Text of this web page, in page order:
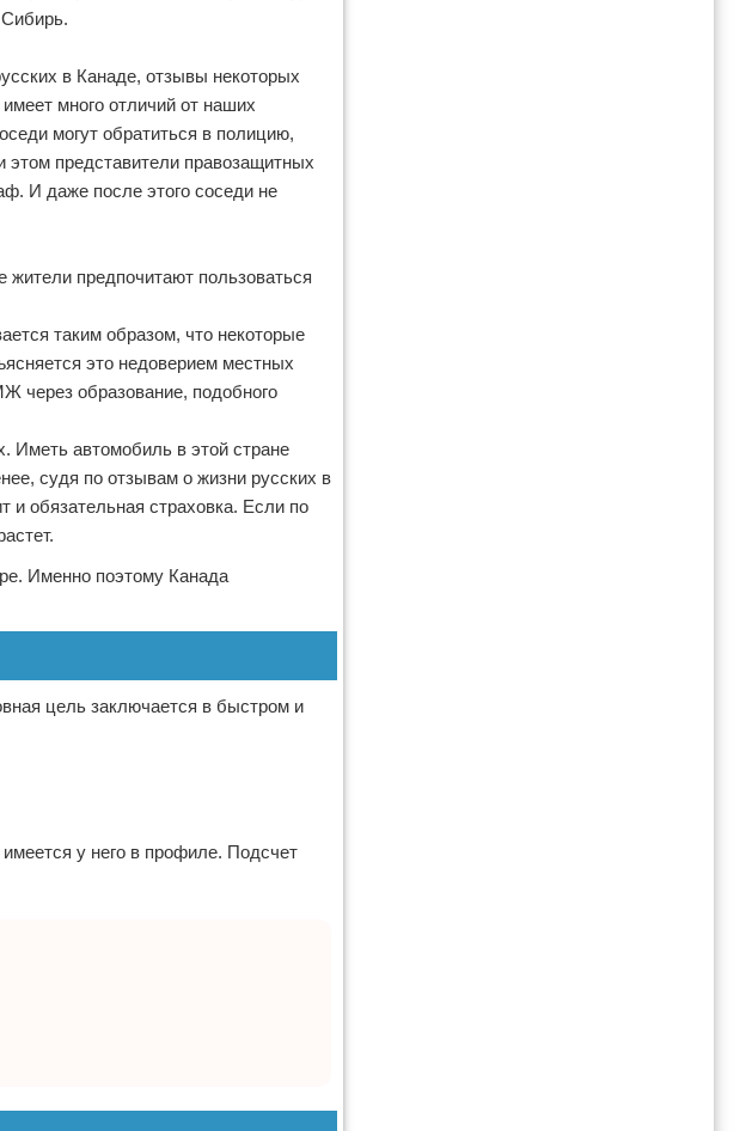
в Канаде, отзывы некоторых
много отличий от наших
могут обратиться в полицию,
этом представители правозащитных
И даже после этого соседи не
предпочитают пользоваться
таким образом, что некоторые
это недоверием местных
через образование, подобного
Иметь автомобиль в этой стране
судя по отзывам о жизни русских в
и обязательная страховка. Если по
Именно поэтому Канада
цель заключается в быстром и
у него в профиле. Подсчет